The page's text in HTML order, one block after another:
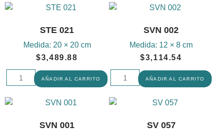
STE 021
Medida: 20 × 20 cm
$3,489.88
AÑADIR AL CARRITO
SVN 002
Medida: 12 × 8 cm
$3,114.54
AÑADIR AL CARRITO
SVN 001 SV 057